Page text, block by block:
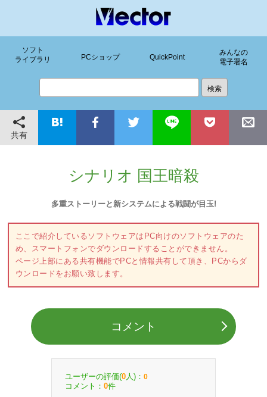
ソフト
ライブラリ
PCショップ QuickPoint
みんなの
電子署名
共有
シナリオ 国王暗殺
多重ストーリーと新システムによる戦闘が目玉!
ここで紹介しているソフトウェアはPC向けのソフトウェアのた
め、スマートフォンでダウンロードすることができません。
ページ上部にある共有機能でPCと情報共有して頂き、PCからダ
ウンロードをお願い致します。
コメント
ユーザーの評価(0 人)： 0
コメント： 0件